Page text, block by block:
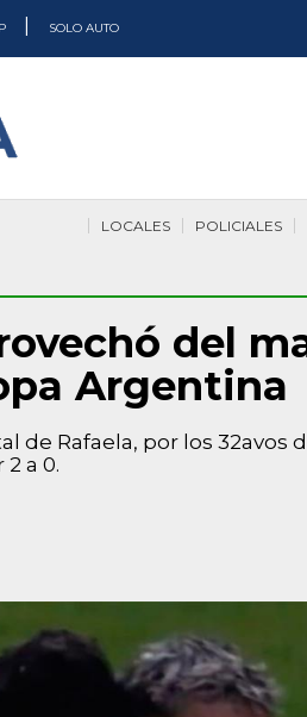
SOLO AUTO
POLICIALES
LOCALES
del
Argentina
de Rafaela, por los 32avos
a 0.